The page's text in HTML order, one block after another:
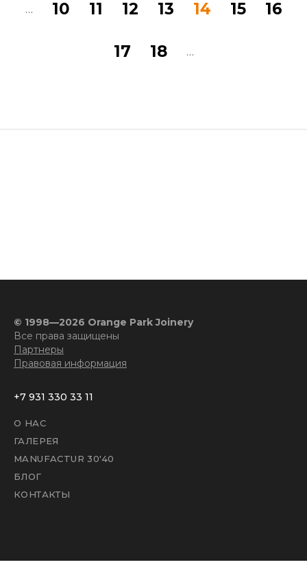
Нумерация
… Page
10 Page
11 Page
12 Page
13
Current
14 Page
15 16
Page
17 Page
18 …
© 1998—2026 Orange Park Joinery
Все права защищены
Партнеры
Правовая информация
+7 931 330 33 11
О НАС
ГАЛЕРЕЯ
MANUFACTUR 30'40
БЛОГ
КОНТАКТЫ